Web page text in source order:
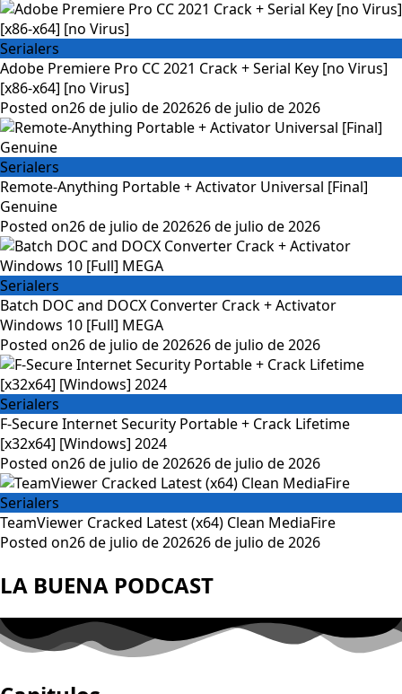
Serialers
Adobe Premiere Pro CC 2021 Crack + Serial Key [no Virus]
[x86-x64] [no Virus]
Posted on26 de julio de 202626 de julio de 2026
Serialers
Remote-Anything Portable + Activator Universal [Final]
Genuine
Posted on26 de julio de 202626 de julio de 2026
Serialers
Batch DOC and DOCX Converter Crack + Activator
Windows 10 [Full] MEGA
Posted on26 de julio de 202626 de julio de 2026
Serialers
F-Secure Internet Security Portable + Crack Lifetime
[x32x64] [Windows] 2024
Posted on26 de julio de 202626 de julio de 2026
Serialers
TeamViewer Cracked Latest (x64) Clean MediaFire
Posted on26 de julio de 202626 de julio de 2026
LA BUENA PODCAST